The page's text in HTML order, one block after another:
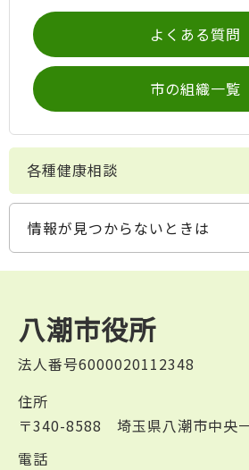
よくある質問
市の組織一覧
各種健康相談
情報が見つからないときは
八潮市役所
法人番号6000020112348
住所
〒340-8588 埼玉県八潮市中央
電話